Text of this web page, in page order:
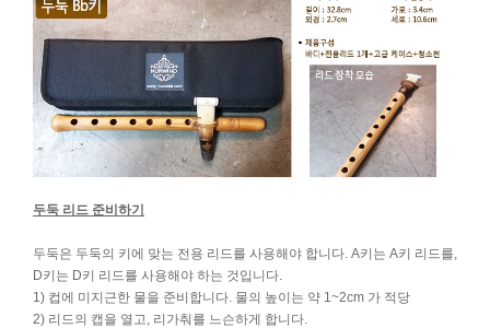
두둑 리드 준비하기
두둑은 두둑의 키에 맞는 전용 리드를 사용해야 합니다. A키는 A키 리드를,
D키는 D키 리드를 사용해야 하는 것입니다.
1) 컵에 미지근한 물을 준비합니다. 물의 높이는 약 1~2cm 가 적당
2) 리드의 캡을 열고, 리가춰를 느슨하게 합니다.